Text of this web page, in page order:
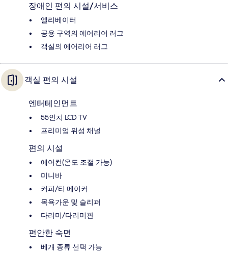
장애인 편의 시설/서비스
엘리베이터
공용 구역의 에어리어 러그
객실의 에어리어 러그
객실 편의 시설
엔터테인먼트
55인치 LCD TV
프리미엄 위성 채널
편의 시설
에어컨(온도 조절 가능)
미니바
커피/티 메이커
목욕가운 및 슬리퍼
다리미/다리미판
편안한 숙면
베개 종류 선택 가능